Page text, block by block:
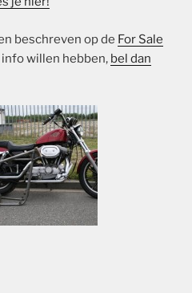
beschreven op de For Sale
willen hebben, bel dan